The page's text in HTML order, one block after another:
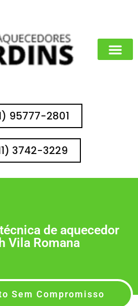
95777-2801
3742-3229
de aquecedor
Vila Romana
Sem Compromisso